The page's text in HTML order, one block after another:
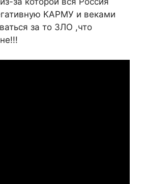
КАРМУ и веками
за то ЗЛО ,что